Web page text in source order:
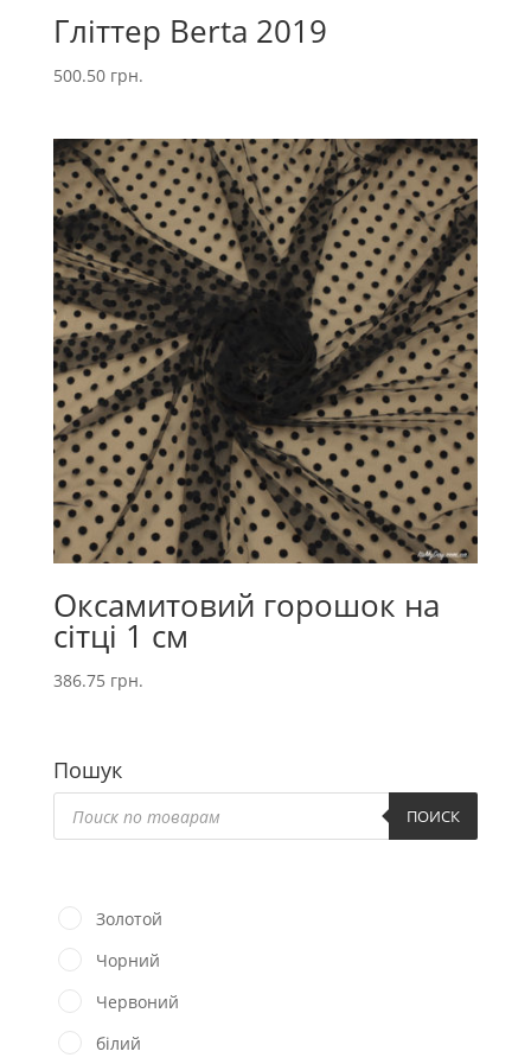
Гліттер Berta 2019
500.50 грн.
Оксамитовий горошок на
сітці 1 см
386.75 грн.
Пошук
Пошук
товарів ПОИСК
Золотой
Чорний
Червоний
білий